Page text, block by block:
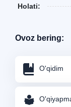
Holati:
Ovoz bering:
O'qidim